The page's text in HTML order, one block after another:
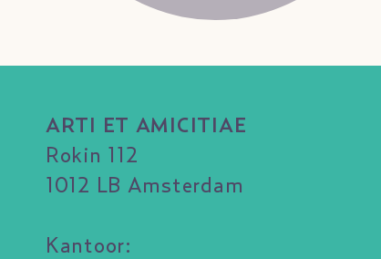
ARTI ET AMICITIAE
Rokin 112
1012 LB Amsterdam
Kantoor: